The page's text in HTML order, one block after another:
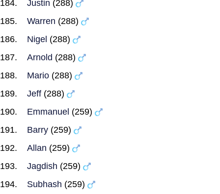
Justin (288)
Warren (288)
Nigel (288)
Arnold (288)
Mario (288)
Jeff (288)
Emmanuel (259)
Barry (259)
Allan (259)
Jagdish (259)
Subhash (259)